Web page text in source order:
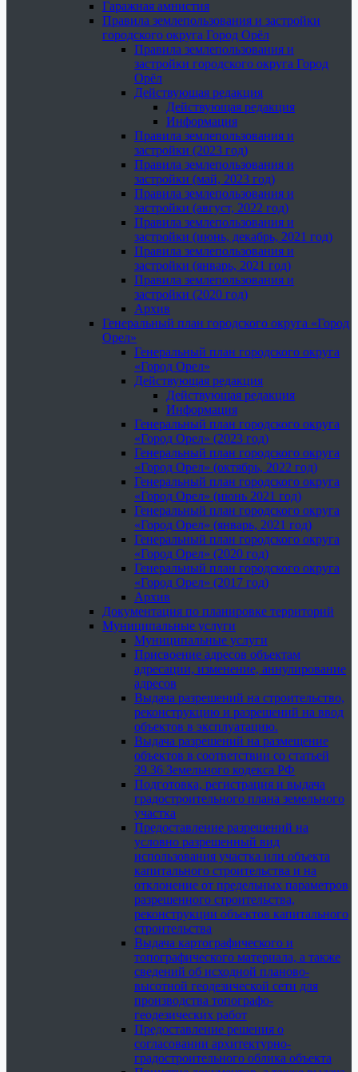
Гаражная амнистия
Правила землепользования и застройки
городского округа Город Орёл
Правила землепользования и
застройки городского округа Город
Орёл
Действующая редакция
Действующая редакция
Информация
Правила землепользования и
застройки (2023 год)
Правила землепользования и
застройки (май, 2023 год)
Правила землепользования и
застройки (август, 2022 год)
Правила землепользования и
застройки (июнь, декабрь, 2021 год)
Правила землепользования и
застройки (январь, 2021 год)
Правила землепользования и
застройки (2020 год)
Архив
Генеральный план городского округа «Город
Орел»
Генеральный план городского округа
«Город Орел»
Действующая редакция
Действующая редакция
Информация
Генеральный план городского округа
«Город Орел» (2023 год)
Генеральный план городского округа
«Город Орел» (октябрь, 2022 год)
Генеральный план городского округа
«Город Орел» (июнь 2021 год)
Генеральный план городского округа
«Город Орел» (январь, 2021 год)
Генеральный план городского округа
«Город Орел» (2020 год)
Генеральный план городского округа
«Город Орел» (2017 год)
Архив
Документация по планировке территорий
Муниципальные услуги
Муниципальные услуги
Присвоение адресов объектам
адресации, изменение, аннулирование
адресов
Выдача разрешений на строительство,
реконструкцию и разрешений на ввод
объектов в эксплуатацию.
Выдача разрешений на размещение
объектов в соответствии со статьей
39.36 Земельного кодекса РФ
Подготовка, регистрация и выдача
градостроительного плана земельного
участка
Предоставление разрешений на
условно разрешенный вид
использования участка или объекта
капитального строительства и на
отклонение от предельных параметров
разрешенного строительства,
реконструкции объектов капитального
строительства
Выдача картографического и
топографического материала, а также
сведений об исходной планово-
высотной геодезической сети для
производства топографо-
геодезических работ
Предоставление решения о
согласовании архитектурно-
градостроительного облика объекта